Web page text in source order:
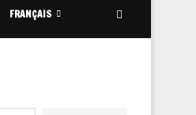
FRANÇAIS